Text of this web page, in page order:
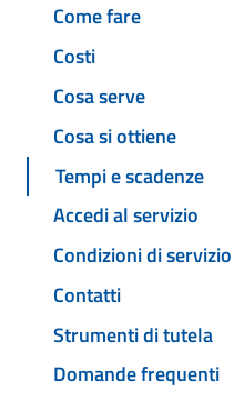
Come fare
Costi
Cosa serve
Cosa si ottiene
Tempi e scadenze
Accedi al servizio
Condizioni di servizio
Contatti
Strumenti di tutela
Domande frequenti